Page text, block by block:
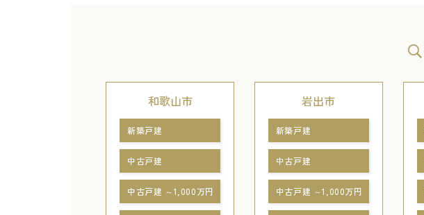
和歌山市
新築戸建
中古戸建
中古戸建 ～1,000万円
岩出市
新築戸建
中古戸建
中古戸建 ～1,000万円